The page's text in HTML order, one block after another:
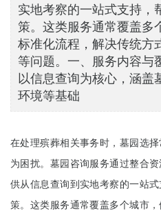
实地考察的一站式支持，
策。这类服务通常覆盖多
标准化流程，解决传统方
等问题。一、服务内容与
以信息查询为核心，涵盖
环境等基础
在处理殡葬相关事务时，墓园选
为困扰。墓园咨询服务通过整合
供从信息查询到实地考察的一站
策。这类服务通常覆盖多个城市